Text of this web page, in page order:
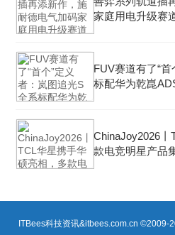
家庭用电升级赛
FUV赛道有了“
标配华为乾崑
ChinaJoy2026丨
款电竞明星产品
ITBees科技资讯&itbees.com.cn ©2009-